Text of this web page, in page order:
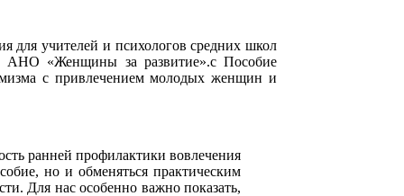
для учителей и психологов средних школ
АНО «Женщины за развитие».сПособие
с привлечением молодых женщин и
ранней профилактики вовлечения
но и обменяться практическим
Для нас особенно важно показать,